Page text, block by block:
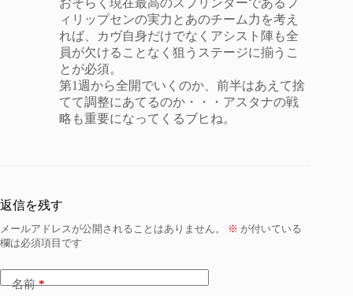
ィリップセンの実力とあのチーム力を考え
れば、カヴ自身だけでなくアシスト陣も全
員が欠けることなく狙うステージに揃うこ
とが必須。
第1週から全開でいくのか、前半はあえて捨
てて調整にあてるのか・・・アスタナの戦
略も重要になってくるブヒね。
返信を残す
メールアドレスが公開されることはありません。 ※ が付いている
欄は必須項目です
名前*